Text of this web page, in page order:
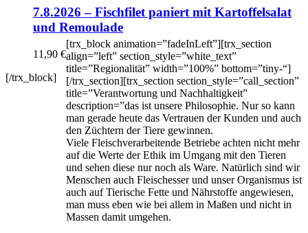
7.8.2026 – Fischfilet paniert mit Kartoffelsalat
und Remoulade
11,90 €
[/trx_block]
[trx_block animation=”fadeInLeft”][trx_section
align=”left” section_style=”white_text”
title=”Regionalität” width=”100%” bottom=”tiny-“]
[/trx_section][trx_section section_style=”call_section”
title=”Verantwortung und Nachhaltigkeit”
description=”das ist unsere Philosophie. Nur so kann
man gerade heute das Vertrauen der Kunden und auch
den Züchtern der Tiere gewinnen.
Viele Fleischverarbeitende Betriebe achten nicht mehr
auf die Werte der Ethik im Umgang mit den Tieren
und sehen diese nur noch als Ware. Natürlich sind wir
Menschen auch Fleischesser und unser Organismus ist
auch auf Tierische Fette und Nährstoffe angewiesen,
man muss eben wie bei allem in Maßen und nicht in
Massen damit umgehen.